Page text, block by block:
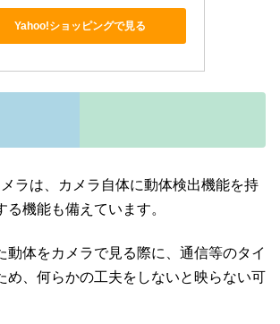
Yahoo!ショッピングで見る
ラは、カメラ自体に動体検出機能を持
る機能も備えています。
動体をカメラで見る際に、通信等のタイ
め、何らかの工夫をしないと映らない可